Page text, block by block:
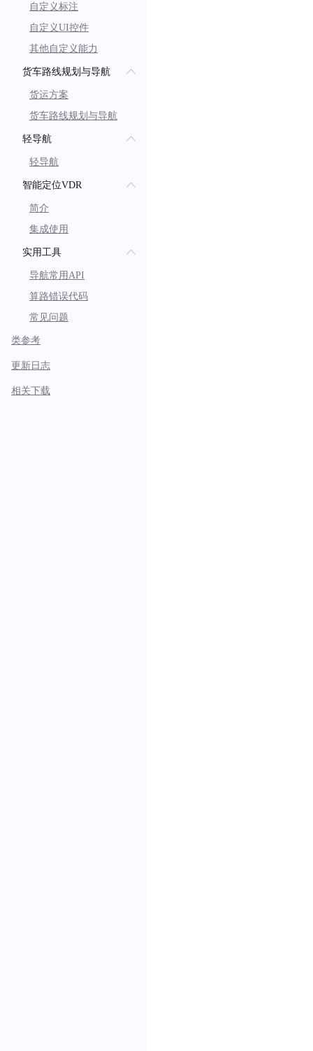
自定义标注
自定义UI控件
其他自定义能力
货车路线规划与导航
货运方案
货车路线规划与导航
轻导航
轻导航
智能定位VDR
简介
集成使用
实用工具
导航常用API
算路错误代码
常见问题
类参考
更新日志
相关下载